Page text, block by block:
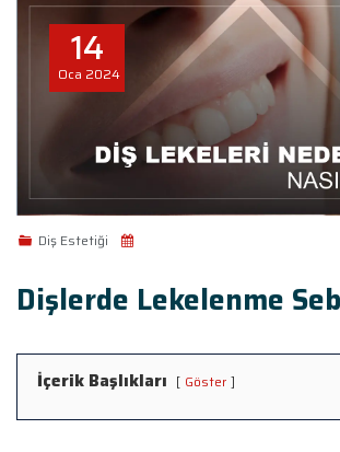
14
Oca 2024
Diş Estetiği
Dişlerde Lekelenme
İçerik Başlıkları Göster